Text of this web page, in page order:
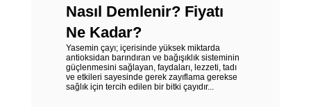
Nasıl Demlenir? Fiyatı
Ne Kadar?
Yasemin çayı; içerisinde yüksek miktarda
antioksidan barındıran ve bağışıklık sisteminin
güçlenmesini sağlayan, faydaları, lezzeti, tadı
ve etkileri sayesinde gerek zayıflama gerekse
sağlık için tercih edilen bir bitki çayıdır...